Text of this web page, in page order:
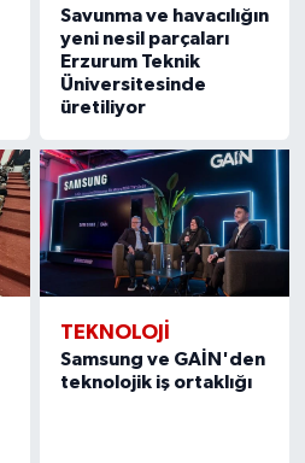
Savunma ve havacılığın
yeni nesil parçaları
Erzurum Teknik
Üniversitesinde
üretiliyor
TEKNOLOJİ
Samsung ve GAİN'den
teknolojik iş ortaklığı